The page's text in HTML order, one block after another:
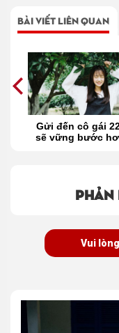
BÀI VIẾT LIÊN QUAN
Gửi đến cô gái
sẽ vững bước
Vui